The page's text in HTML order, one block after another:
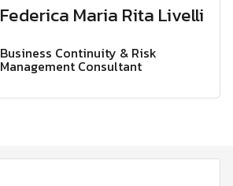
Federica Maria Rita Livelli
Business Continuity & Risk
Management Consultant